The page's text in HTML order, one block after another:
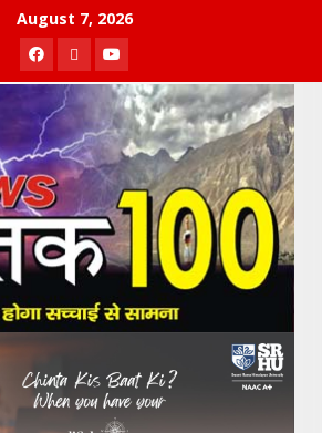
August 7, 2026
Facebook
TwitterYoutube